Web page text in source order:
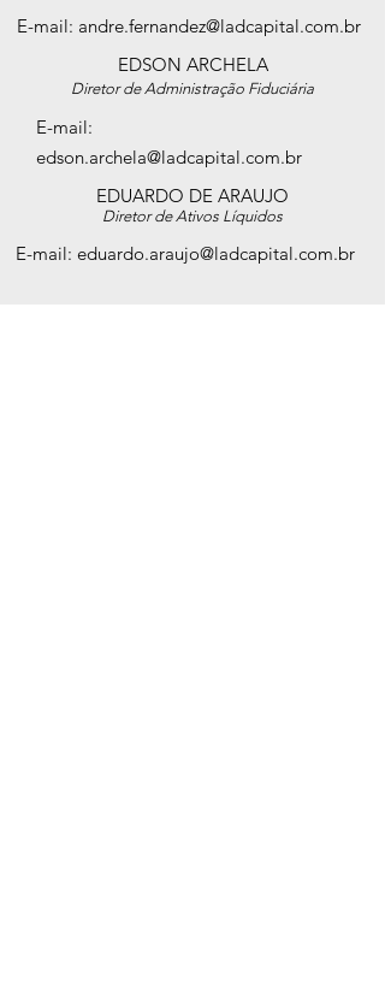
E-mail: andre.fernandez@ladcapital.com.br
EDSON ARCHELA
Diretor de Administração Fiduciária
E-mail:
edson.archela@ladcapital.com.br
EDUARDO DE ARAUJO
Diretor de Ativos Líquidos
E-mail: eduardo.araujo@ladcapital.com.br